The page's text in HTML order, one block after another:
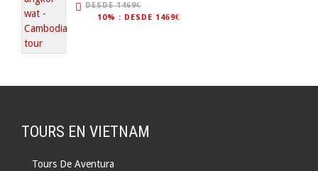
DESDE 1469€
10% : DESDE 1469€
TOURS EN VIETNAM
Tours De Aventura